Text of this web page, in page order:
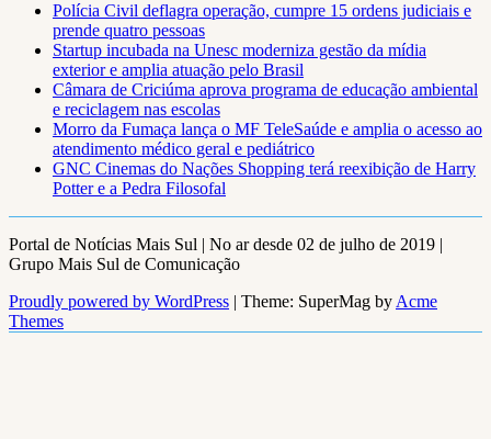
Polícia Civil deflagra operação, cumpre 15 ordens judiciais e
prende quatro pessoas
Startup incubada na Unesc moderniza gestão da mídia
exterior e amplia atuação pelo Brasil
Câmara de Criciúma aprova programa de educação ambiental
e reciclagem nas escolas
Morro da Fumaça lança o MF TeleSaúde e amplia o acesso ao
atendimento médico geral e pediátrico
GNC Cinemas do Nações Shopping terá reexibição de Harry
Potter e a Pedra Filosofal
Portal de Notícias Mais Sul | No ar desde 02 de julho de 2019 |
Grupo Mais Sul de Comunicação
Proudly powered by WordPress | Theme: SuperMag by Acme
Themes